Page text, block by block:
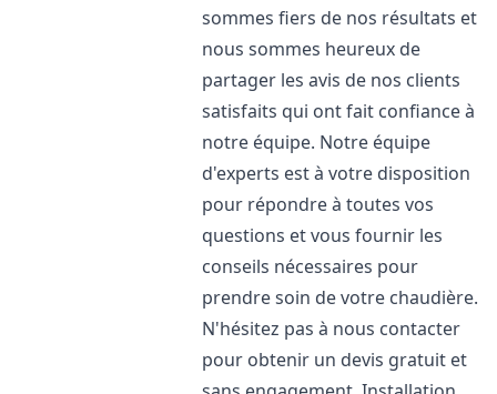
sommes fiers de nos résultats et
nous sommes heureux de
partager les avis de nos clients
satisfaits qui ont fait confiance à
notre équipe. Notre équipe
d'experts est à votre disposition
pour répondre à toutes vos
questions et vous fournir les
conseils nécessaires pour
prendre soin de votre chaudière.
N'hésitez pas à nous contacter
pour obtenir un devis gratuit et